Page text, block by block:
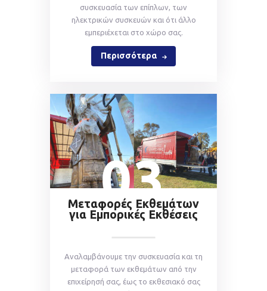
συσκευασία των επίπλων, των
ηλεκτρικών συσκευών και ότι άλλο
εμπεριέχεται στο χώρο σας.
Περισσότερα
03
Μεταφορές Εκθεμάτων
για Εμπορικές Εκθέσεις
Αναλαμβάνουμε την συσκευασία και τη
μεταφορά των εκθεμάτων από την
επιχείρησή σας, έως το εκθεσιακό σας